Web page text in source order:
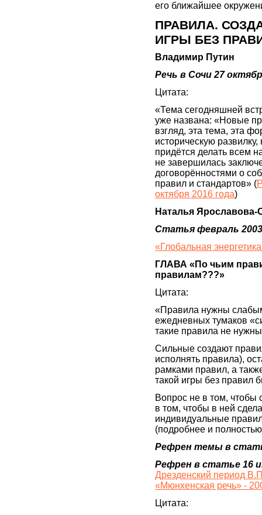
его ближайшее
ПРАВИЛА.
ИГРЫ БЕЗ
Владимир Путин
Речь в Сочи 27
Цитата:
«Тема сегодняшней
уже названа: «Новые
взгляд, эта тема, эта
историческую
придётся делать всем
не завершилась
договорённостями о
правил и стандартов» (
октября 2016 года)
Наталья Ярославова-
Статья февраль
«Глобальная
ГЛАВА «По чьим
правилам???»
Цитата:
«Правила нужны
ежедневных тумаков
такие правила не
Сильные создают
исполнять правила),
рамками правил, а
такой игры без правил
Вопрос не в том, чтобы
в том, чтобы в ней
индивидуальные
(подробнее и
Рефрен темы в
Рефрен в статье 16
Дрезденский период
«Мюнхенская речь» -
Цитата: